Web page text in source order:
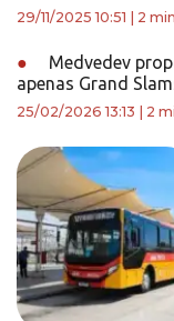
29/11/2025 10:51 2 min
●
Medvedev
apenas Grand
25/02/2026 13:13 2